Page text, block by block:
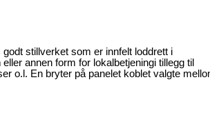
stillverket som er innfelt loddrett i
annen form for lokalbetjeningi tillegg til
o.l. En bryter på panelet koblet valgte